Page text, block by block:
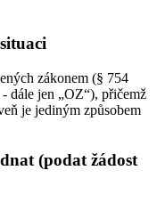
zákonem (§ 754
dále jen „OZ“), přičemž
je jediným způsobem
(podat žádost